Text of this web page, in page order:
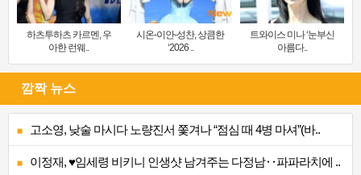
하츠투하츠 카르멘, 우
아한 런웨..
시온-이안-성찬, 상큼한
‘2026 ..
트와이스 미나 ‘눈부신
아름다..
깜짝 뉴스
고소영, 낮술 마시다 노량진서 쫓겨나 “점심 때 4병 마셔”(바..
이정재, ♥임세령 비키니 인생샷 남겨주는 다정남‥파파라치에 ..